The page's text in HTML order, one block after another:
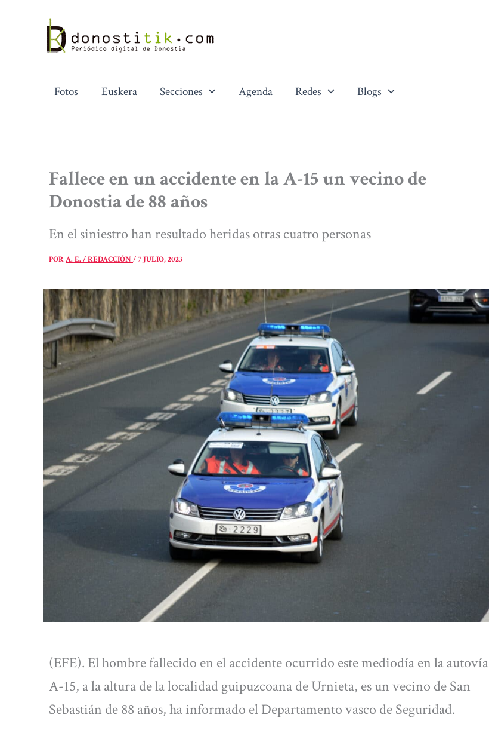
contenido
Fotos Euskera Secciones Agenda Redes Blogs
Fallece en un accidente en la A-15 un vecino de
Donostia de 88 años
En el siniestro han resultado heridas otras cuatro personas
PORA. E. / REDACCIÓN/7 JULIO, 2023
(EFE). El hombre fallecido en el accidente ocurrido este mediodía en la autovía
A-15, a la altura de la localidad guipuzcoana de Urnieta, es un vecino de San
Sebastián de 88 años, ha informado el Departamento vasco de Seguridad.